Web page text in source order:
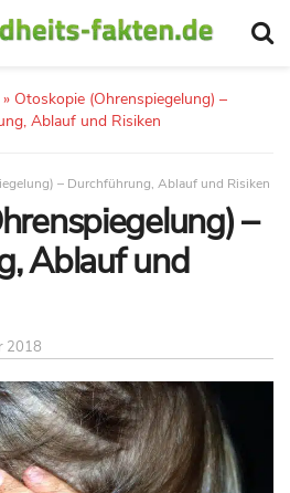
Otoskopie (Ohrenspiegelung) –
Ablauf und Risiken
– Durchführung, Ablauf und Risiken
–
Ablauf und
2018